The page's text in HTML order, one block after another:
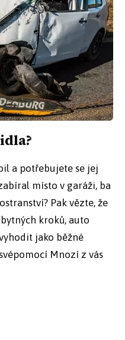
a potřebujete se jej
místo v garáži, ba
Pak vězte, že
kroků, auto
jako běžné
Mnozí z vás